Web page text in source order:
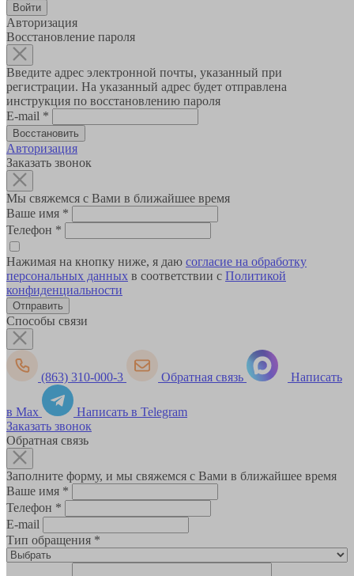
Авторизация
Восстановление пароля
Введите адрес электронной почты, указанный при
регистрации. На указанный адрес будет отправлена
инструкция по восстановлению пароля
E-mail *
Авторизация
Заказать звонок
Мы свяжемся с Вами в ближайшее время
Ваше имя *
Телефон *
Нажимая на кнопку ниже, я даю согласие на обработку
персональных данных в соответствии с Политикой
конфиденциальности
Способы связи
(863) 310-000-3 Обратная связь Написать
в Max
Написать в Telegram
Заказать звонок
Обратная связь
Заполните форму, и мы свяжемся с Вами в ближайшее время
Ваше имя *
Телефон *
E-mail
Тип обращения *